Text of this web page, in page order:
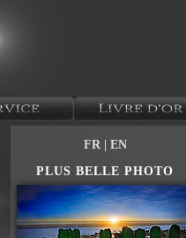
FR
| EN
PLUS BELLE PHOTO